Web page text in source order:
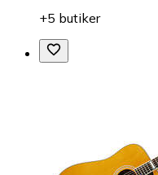
+5 butiker